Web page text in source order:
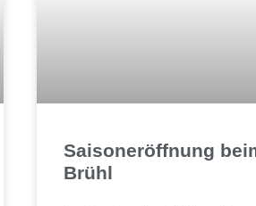
Saisoneröffnung
Brühl